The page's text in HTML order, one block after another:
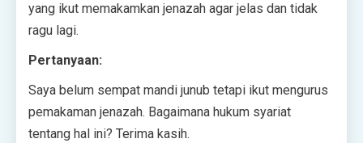
yang ikut memakamkan jenazah agar jelas dan tidak
ragu lagi.
Pertanyaan:
Saya belum sempat mandi junub tetapi ikut mengurus
pemakaman jenazah. Bagaimana hukum syariat
tentang hal ini? Terima kasih.